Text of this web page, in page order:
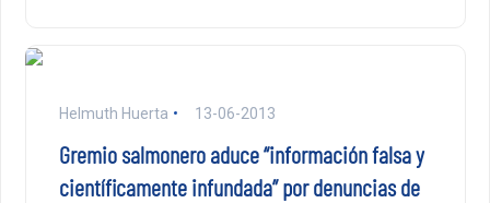
Helmuth Huerta 13-06-2013
Gremio salmonero aduce “información falsa y
científicamente infundada” por denuncias de